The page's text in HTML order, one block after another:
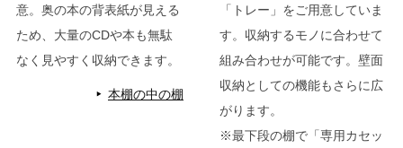
意。奥の本の背表紙が見える
ため、大量のCDや本も無駄
なく見やすく収納できます。
本棚の中の棚
「トレー」をご用意していま
す。収納するモノに合わせて
組み合わせが可能です。壁面
収納としての機能もさらに広
がります。
※最下段の棚で「専用カセッ